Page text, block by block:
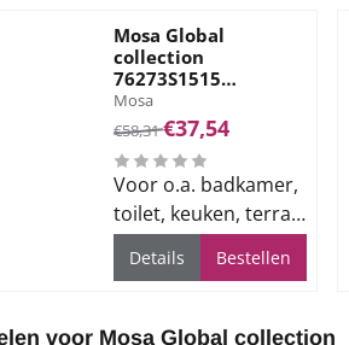
Mosa Global
collection
76273S1515
Vloertegel 150X150
Gr. Silver Grey 7mm
Merk:
Mosa
Van 58,31 voor 37,54
€58,31€37,54
Voor o.a. badkamer,
toilet, keuken, terras
en bedrijfsvloeren
Details Bestellen
voor Mosa Global collection